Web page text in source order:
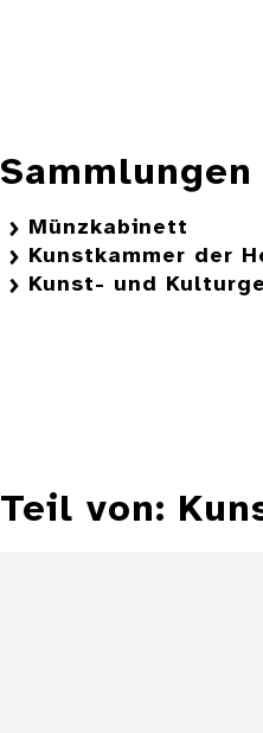
Sammlungen
Münzkabinett
Kunstkammer der
Kunst- und
Teil von: